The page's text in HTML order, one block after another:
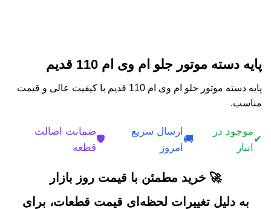
پایه دسته موتور جلو ام وی ام 110 قدیم
پایه دسته موتور جلو ام وی ام 110 قدیم با کیفیت عالی و قیمت
مناسب.
✔
موجود در
انبار
🚚
ارسال سریع
امروز
🛡️
ضمانت اصالت
قطعه
🚀 خرید مطمئن با قیمت روز بازار
به دلیل تغییرات لحظه‌ای قیمت قطعات، برای